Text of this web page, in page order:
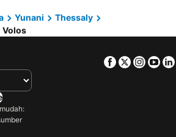
Hotel
Fira, Aegean Utara Hotel
Hotel
Chania, Kreta Hotel
Yunani
Thessaly
Volos
Facebook
Twitter